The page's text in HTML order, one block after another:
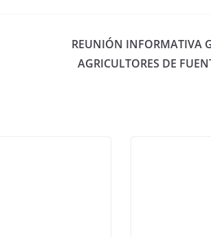
REUNIÓN INFORMATIVA
AGRICULTORES DE